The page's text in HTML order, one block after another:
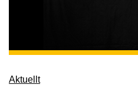
Aktuellt